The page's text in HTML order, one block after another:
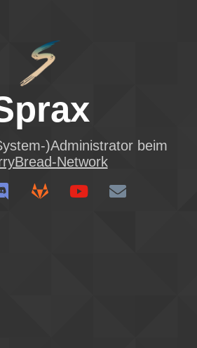
)Administrator beim
Network